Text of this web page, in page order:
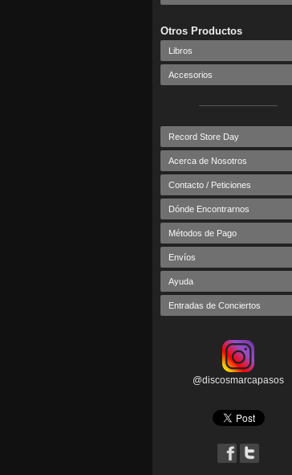
Otros Productos
Libros
Accesorios
Record Store Day
Acerca de Nosotros
Contacto / Peticiones
Dónde Encontrarnos
Métodos de Pago
Envíos
Ayuda
Entradas de Conciertos
@discosmarcapasos